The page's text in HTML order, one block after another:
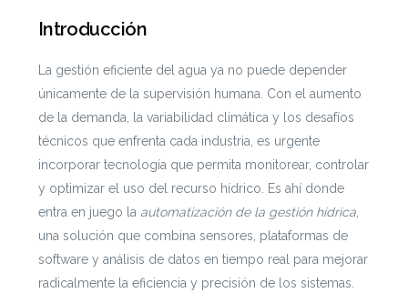
Introducción
La gestión eficiente del agua ya no puede depender
únicamente de la supervisión humana. Con el aumento
de la demanda, la variabilidad climática y los desafíos
técnicos que enfrenta cada industria, es urgente
incorporar tecnología que permita monitorear, controlar
y optimizar el uso del recurso hídrico. Es ahí donde
entra en juego la automatización de la gestión hídrica,
una solución que combina sensores, plataformas de
software y análisis de datos en tiempo real para mejorar
radicalmente la eficiencia y precisión de los sistemas.